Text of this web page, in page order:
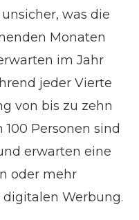
was die
Monaten
im Jahr
jeder Vierte
von bis zu zehn
Personen sind
erwarten eine
oder mehr
Werbung.